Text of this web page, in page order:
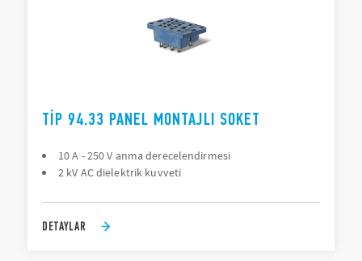
TIP 94.33 PANEL MONTAJLI SOKET
10 A - 250 V anma derecelendirmesi
2 kV AC dielektrik kuvveti
DETAYLAR